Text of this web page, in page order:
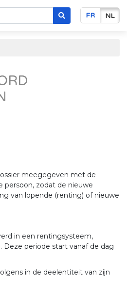
FR NL
meegegeven met de
zodat de nieuwe
van lopende (renting) of nieuwe
in een rentingsysteem,
Deze periode start vanaf de dag
in de deelentiteit van zijn